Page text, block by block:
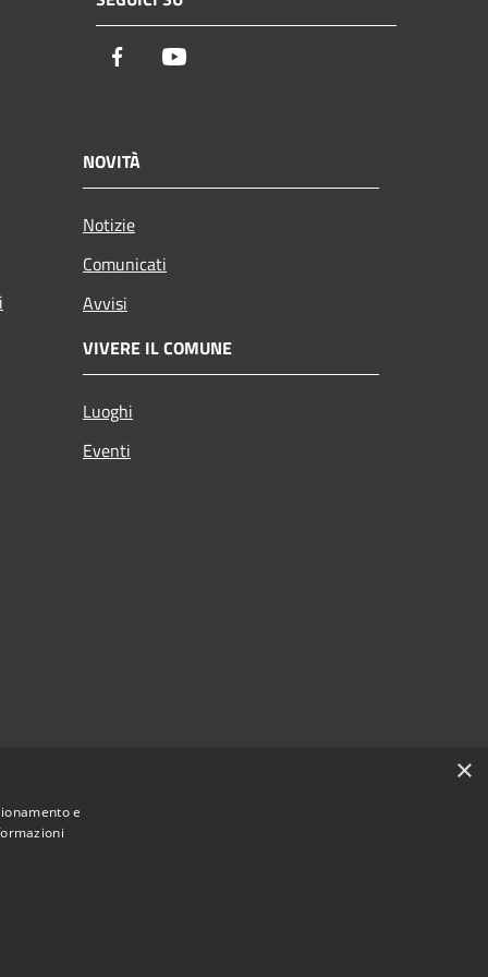
Facebook
NOVITÀ
Notizie
Comunicati
Avvisi
VIVERE IL COMUNE
Luoghi
Eventi
×
e